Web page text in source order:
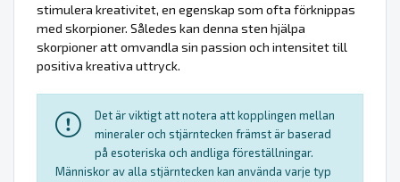
stimulera kreativitet, en egenskap som ofta förknippas
med skorpioner. Således kan denna sten hjälpa
skorpioner att omvandla sin passion och intensitet till
positiva kreativa uttryck.
Det är viktigt att notera att kopplingen mellan
mineraler och stjärntecken främst är baserad
på esoteriska och andliga föreställningar.
Människor av alla stjärntecken kan använda varje typ